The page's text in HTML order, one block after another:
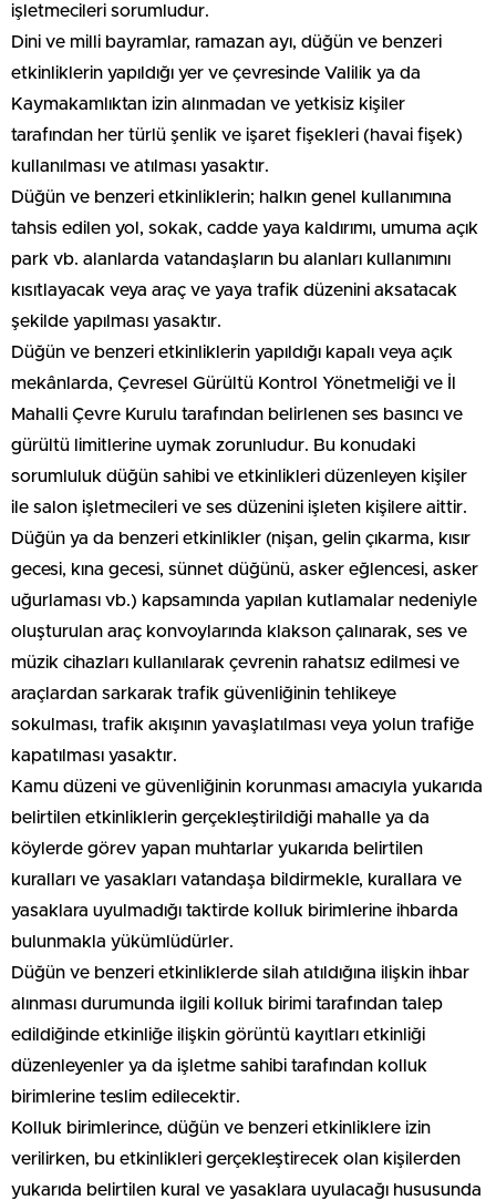
işletmecileri sorumludur.
Dini ve milli bayramlar, ramazan ayı, düğün ve benzeri
etkinliklerin yapıldığı yer ve çevresinde Valilik ya da
Kaymakamlıktan izin alınmadan ve yetkisiz kişiler
tarafından her türlü şenlik ve işaret fişekleri (havai fişek)
kullanılması ve atılması yasaktır.
Düğün ve benzeri etkinliklerin; halkın genel kullanımına
tahsis edilen yol, sokak, cadde yaya kaldırımı, umuma açık
park vb. alanlarda vatandaşların bu alanları kullanımını
kısıtlayacak veya araç ve yaya trafik düzenini aksatacak
şekilde yapılması yasaktır.
Düğün ve benzeri etkinliklerin yapıldığı kapalı veya açık
mekânlarda, Çevresel Gürültü Kontrol Yönetmeliği ve İl
Mahalli Çevre Kurulu tarafından belirlenen ses basıncı ve
gürültü limitlerine uymak zorunludur. Bu konudaki
sorumluluk düğün sahibi ve etkinlikleri düzenleyen kişiler
ile salon işletmecileri ve ses düzenini işleten kişilere aittir.
Düğün ya da benzeri etkinlikler (nişan, gelin çıkarma, kısır
gecesi, kına gecesi, sünnet düğünü, asker eğlencesi, asker
uğurlaması vb.) kapsamında yapılan kutlamalar nedeniyle
oluşturulan araç konvoylarında klakson çalınarak, ses ve
müzik cihazları kullanılarak çevrenin rahatsız edilmesi ve
araçlardan sarkarak trafik güvenliğinin tehlikeye
sokulması, trafik akışının yavaşlatılması veya yolun trafiğe
kapatılması yasaktır.
Kamu düzeni ve güvenliğinin korunması amacıyla yukarıda
belirtilen etkinliklerin gerçekleştirildiği mahalle ya da
köylerde görev yapan muhtarlar yukarıda belirtilen
kuralları ve yasakları vatandaşa bildirmekle, kurallara ve
yasaklara uyulmadığı taktirde kolluk birimlerine ihbarda
bulunmakla yükümlüdürler.
Düğün ve benzeri etkinliklerde silah atıldığına ilişkin ihbar
alınması durumunda ilgili kolluk birimi tarafından talep
edildiğinde etkinliğe ilişkin görüntü kayıtları etkinliği
düzenleyenler ya da işletme sahibi tarafından kolluk
birimlerine teslim edilecektir.
Kolluk birimlerince, düğün ve benzeri etkinliklere izin
verilirken, bu etkinlikleri gerçekleştirecek olan kişilerden
yukarıda belirtilen kural ve yasaklara uyulacağı hususunda